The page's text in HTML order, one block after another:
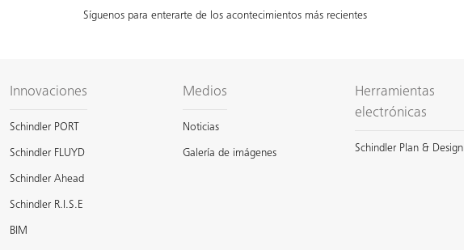
Síguenos para enterarte de los acontecimientos más recientes
Innovaciones
Schindler PORT
Schindler FLUYD
Schindler Ahead
Schindler R.I.S.E
BIM
Medios
Noticias
Galería de imágenes
Herramientas
electrónicas
Schindler Plan & Design